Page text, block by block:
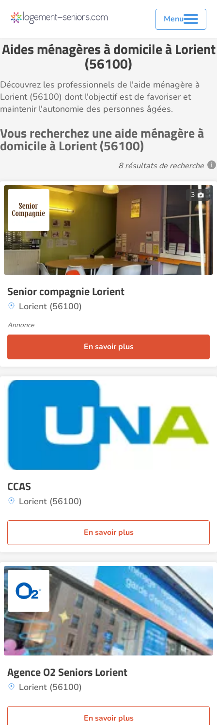
Menu
Aides ménagères à domicile à Lorient
(56100)
Découvrez les professionnels de l'aide ménagère à
Lorient (56100) dont l'objectif est de favoriser et
maintenir l'autonomie des personnes âgées.
Vous recherchez une aide ménagère à
domicile à Lorient (56100)
8 résultats de recherche
3
Senior compagnie Lorient
Lorient (56100)
Annonce
En savoir plus
CCAS
Lorient (56100)
En savoir plus
Agence O2 Seniors Lorient
Lorient (56100)
En savoir plus